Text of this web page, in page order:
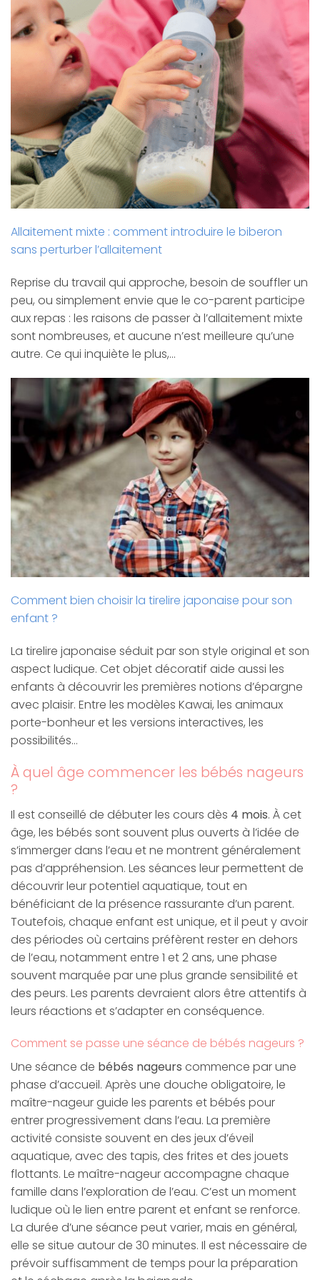
Allaitement mixte : comment introduire le biberon
sans perturber l’allaitement
Reprise du travail qui approche, besoin de souffler un
peu, ou simplement envie que le co-parent participe
aux repas : les raisons de passer à l’allaitement mixte
sont nombreuses, et aucune n’est meilleure qu’une
autre. Ce qui inquiète le plus,…
Comment bien choisir la tirelire japonaise pour son
enfant ?
La tirelire japonaise séduit par son style original et son
aspect ludique. Cet objet décoratif aide aussi les
enfants à découvrir les premières notions d’épargne
avec plaisir. Entre les modèles Kawai, les animaux
porte-bonheur et les versions interactives, les
possibilités…
À quel âge commencer les bébés nageurs
?
Il est conseillé de débuter les cours dès 4 mois. À cet
âge, les bébés sont souvent plus ouverts à l’idée de
s’immerger dans l’eau et ne montrent généralement
pas d’appréhension. Les séances leur permettent de
découvrir leur potentiel aquatique, tout en
bénéficiant de la présence rassurante d’un parent.
Toutefois, chaque enfant est unique, et il peut y avoir
des périodes où certains préfèrent rester en dehors
de l’eau, notamment entre 1 et 2 ans, une phase
souvent marquée par une plus grande sensibilité et
des peurs. Les parents devraient alors être attentifs à
leurs réactions et s’adapter en conséquence.
Comment se passe une séance de bébés nageurs ?
Une séance de bébés nageurs commence par une
phase d’accueil. Après une douche obligatoire, le
maître-nageur guide les parents et bébés pour
entrer progressivement dans l’eau. La première
activité consiste souvent en des jeux d’éveil
aquatique, avec des tapis, des frites et des jouets
flottants. Le maître-nageur accompagne chaque
famille dans l’exploration de l’eau. C’est un moment
ludique où le lien entre parent et enfant se renforce.
La durée d’une séance peut varier, mais en général,
elle se situe autour de 30 minutes. Il est nécessaire de
prévoir suffisamment de temps pour la préparation